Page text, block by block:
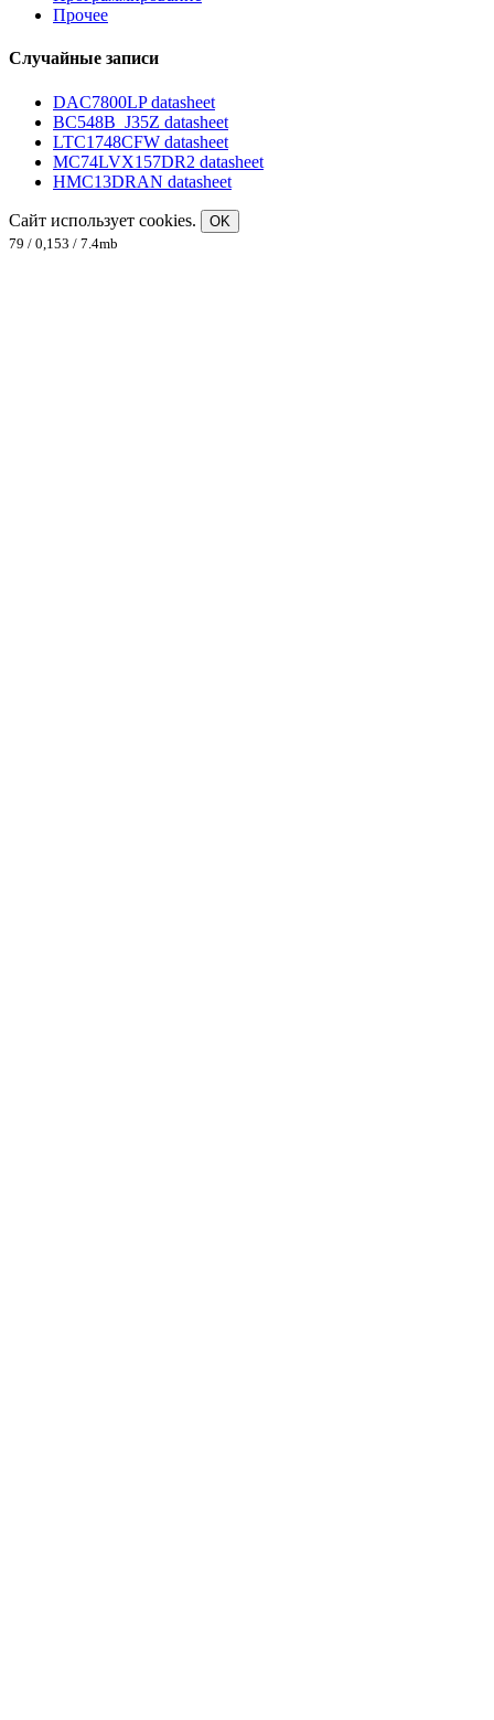
Прочее
Случайные записи
DAC7800LP datasheet
BC548B_J35Z datasheet
LTC1748CFW datasheet
MC74LVX157DR2 datasheet
HMC13DRAN datasheet
Сайт использует cookies.
OK
79 / 0,153 / 7.4mb